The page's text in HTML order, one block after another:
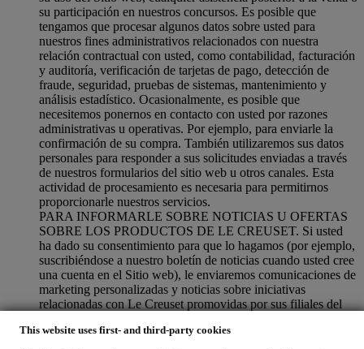
This website uses first- and third-party cookies
su participación en nuestros concursos. Es posible que
tengamos que procesar algunos datos sobre usted para
nuestros fines administrativos relacionados con nuestra
relación contractual con usted, como contabilidad, facturación
y auditoría, verificación de tarjetas de pago, detección de
fraude, seguridad, pruebas de sistemas, mantenimiento y
análisis estadístico. Ocasionalmente, es posible que
necesitemos ponernos en contacto con usted por razones
administrativas u operativas. Por ejemplo, para enviarle la
confirmación de su compra. También utilizaremos sus datos
personales para responder a sus solicitudes enviadas a través
de nuestros formularios del sitio web u otros canales. Esta
actividad de procesamiento es necesaria para permitirnos
proporcionarle nuestros servicios.
PARA INFORMARLE SOBRE NOTICIAS U OFERTAS
SOBRE LOS PRODUCTOS DE LE CREUSET. Si usted
ha dado su consentimiento para que lo hagamos (por ejemplo,
suscribiéndose a nuestro boletín de noticias cuando usted cree
una cuenta en el Sitio web), le enviaremos comunicaciones de
marketing personalizadas y noticias sobre iniciativas
relacionadas con Le Creuset promovidas por sus filiales del
sus preferencias. Nos comunicaremos con usted por correo